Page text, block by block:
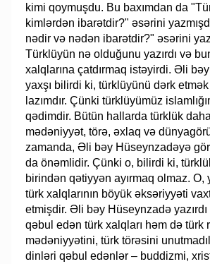
kimi qoymuşdu. Bu baxımdan da
kimlərdən ibarətdir?" əsərini
nədir və nədən ibarətdir?" əsərini
Türklüyün nə olduğunu yazırdı və
xalqlarına çatdırmaq istəyirdi. Əli
yaxşı bilirdi ki, türklüyünü dərk
lazımdır. Çünki türklüyümüz
qədimdir. Bütün hallarda türklük
mədəniyyət, törə, əxlaq və
zamanda, Əli bəy Hüseynzadəyə
da önəmlidir. Çünki o, bilirdi ki,
birindən qətiyyən ayırmaq olmaz. O,
türk xalqlarının böyük əksəriyyəti
etmişdir. Əli bəy Hüseynzadə
qəbul edən türk xalqları həm də türk
mədəniyyətini, türk törəsini
dinləri qəbul edənlər – buddizmi,